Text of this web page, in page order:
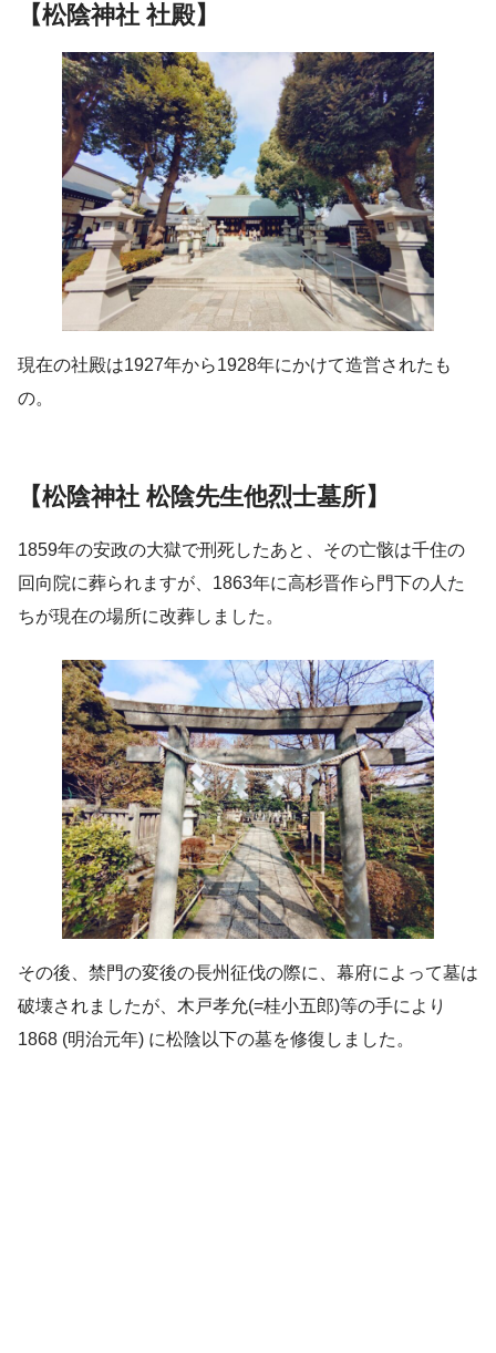
【松陰神社 社殿】
現在の社殿は1927年から1928年にかけて造営されたも
の。
【松陰神社 松陰先生他烈士墓所】
1859年の安政の大獄で刑死したあと、その亡骸は千住の
回向院に葬られますが、1863年に高杉晋作ら門下の人た
ちが現在の場所に改葬しました。
その後、禁門の変後の長州征伐の際に、幕府によって墓は
破壊されましたが、木戸孝允(=桂小五郎)等の手により
1868 (明治元年) に松陰以下の墓を修復しました。